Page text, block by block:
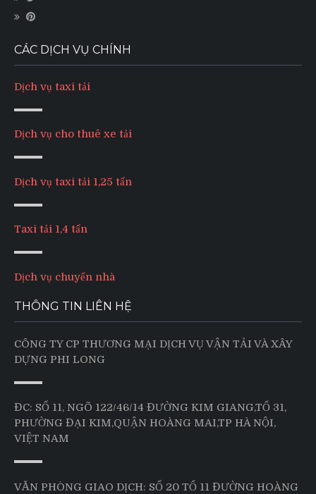
CÁC DỊCH VỤ CHÍNH
Dịch vụ taxi tải
Dịch vụ cho thuê xe tải
Dịch vụ taxi tải 1,25 tấn
Taxi tải 1,4 tấn
Dịch vụ chuyển nhà
THÔNG TIN LIÊN HỆ
CÔNG TY CP THƯƠNG MẠI DỊCH VỤ VẬN TẢI VÀ XÂY
DỰNG PHI LONG
ĐC: SỐ 11, NGÕ 122/46/14 ĐƯỜNG KIM GIANG,TỔ 31,
PHƯỜNG ĐẠI KIM,QUẬN HOÀNG MAI,TP HÀ NỘI,
VIỆT NAM
VĂN PHÒNG GIAO DỊCH: SỐ 20 TỔ 11 ĐƯỜNG HOÀNG